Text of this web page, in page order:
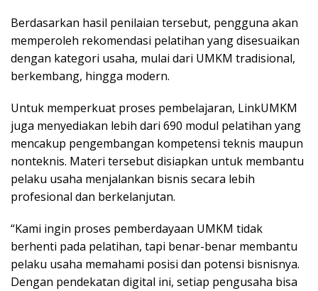
Berdasarkan hasil penilaian tersebut, pengguna akan
memperoleh rekomendasi pelatihan yang disesuaikan
dengan kategori usaha, mulai dari UMKM tradisional,
berkembang, hingga modern.
Untuk memperkuat proses pembelajaran, LinkUMKM
juga menyediakan lebih dari 690 modul pelatihan yang
mencakup pengembangan kompetensi teknis maupun
nonteknis. Materi tersebut disiapkan untuk membantu
pelaku usaha menjalankan bisnis secara lebih
profesional dan berkelanjutan.
“Kami ingin proses pemberdayaan UMKM tidak
berhenti pada pelatihan, tapi benar-benar membantu
pelaku usaha memahami posisi dan potensi bisnisnya.
Dengan pendekatan digital ini, setiap pengusaha bisa